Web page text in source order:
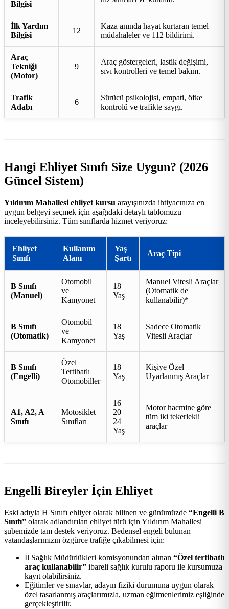
Bilgisi
İlk Yardım
Bilgisi
12
Kaza anında hayat kurtaran temel
müdahaleler ve 112 bildirimi.
Araç
Tekniği
(Motor)
9
Araç göstergeleri, lastik değişimi,
sıvı kontrolleri ve temel bakım.
Trafik
Adabı
6
Sürücü psikolojisi, empati, öfke
kontrolü ve trafikte saygı.
Hangi Ehliyet Sınıfı Size Uygun? (2026
Güncel Sistem)
Yıldırım Mahallesi ehliyet kursu arayışınızda ihtiyacınıza en
uygun belgeyi seçmek için aşağıdaki detaylı tablomuzu
inceleyebilirsiniz. Tüm sınıflarda hizmet veriyoruz:
Ehliyet
Sınıfı
Kullanım
Alanı
Yaş
Şartı
Araç Tipi
B Sınıfı
(Manuel)
Otomobil
ve
Kamyonet
18
Yaş
Manuel Vitesli Araçlar
(Otomatik de
kullanabilir)*
B Sınıfı
(Otomatik)
Otomobil
ve
Kamyonet
18
Yaş
Sadece Otomatik
Vitesli Araçlar
B Sınıfı
(Engelli)
Özel
Tertibatlı
Otomobiller
18
Yaş
Kişiye Özel
Uyarlanmış Araçlar
A1, A2, A
Sınıfı
Motosiklet
Sınıfları
16 –
20 –
24
Yaş
Motor hacmine göre
tüm iki tekerlekli
araçlar
Engelli Bireyler İçin Ehliyet
Eski adıyla H Sınıfı ehliyet olarak bilinen ve günümüzde “Engelli B
Sınıfı” olarak adlandırılan ehliyet türü için Yıldırım Mahallesi
şubemizde tam destek veriyoruz. Bedensel engeli bulunan
vatandaşlarımızın özgürce trafiğe çıkabilmesi için:
İl Sağlık Müdürlükleri komisyonundan alınan “Özel tertibatlı
araç kullanabilir” ibareli sağlık kurulu raporu ile kursumuza
kayıt olabilirsiniz.
Eğitimler ve sınavlar, adayın fiziki durumuna uygun olarak
özel tasarlanmış araçlarımızla, uzman eğitmenlerimiz eşliğinde
gerçekleştirilir.